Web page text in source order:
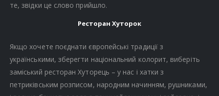
те, звідки це слово прийшло.
Ресторан Хуторок
Якщо хочете поєднати європейські традиції з
українськими, зберегти національний колорит, виберіть
заміський ресторан Хуторець – у нас і хатки з
петриківським розписом, народним начинням, рушниками,